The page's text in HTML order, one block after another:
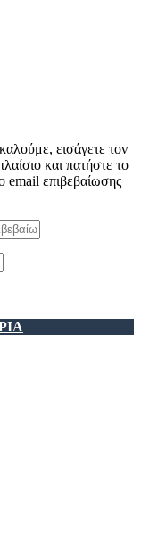
εισάγετε τον
και πατήστε το
email επιβεβαίωσης